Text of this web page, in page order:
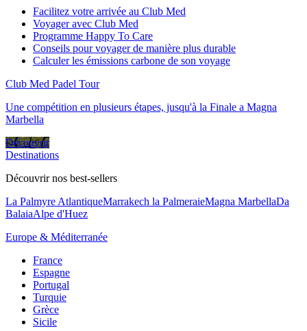
Facilitez votre arrivée au Club Med
Voyager avec Club Med
Programme Happy To Care
Conseils pour voyager de manière plus durable
Calculer les émissions carbone de son voyage
Club Med Padel Tour
Une compétition en plusieurs étapes, jusqu'à la Finale a Magna
Marbella
Découvrir
Destinations
Découvrir nos best-sellers
La Palmyre AtlantiqueMarrakech la PalmeraieMagna MarbellaDa
BalaiaAlpe d'Huez
Europe & Méditerranée
France
Espagne
Portugal
Turquie
Grèce
Sicile